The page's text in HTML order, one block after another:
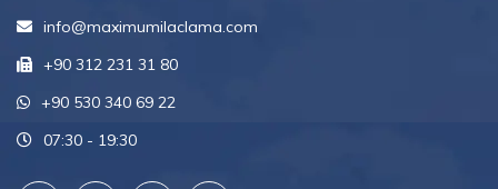
info@maximumilaclama.com
+90 312 231 31 80
+90 530 340 69 22
07:30 - 19:30